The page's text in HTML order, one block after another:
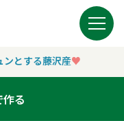
ンとする藤沢産♥︎
作る